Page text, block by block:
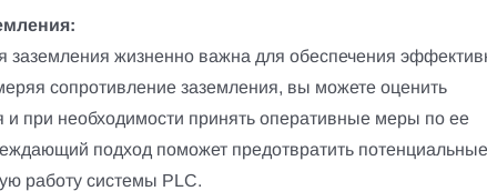
заземления жизненно важна для обеспечения
сопротивление заземления, вы можете оценить
при необходимости принять оперативные меры по ее
подход поможет предотвратить потенциальные
работу системы PLC.